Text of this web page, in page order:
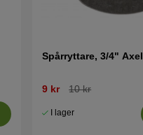
Spårryttare, 3/4" Axel
9 kr 10 kr
I lager